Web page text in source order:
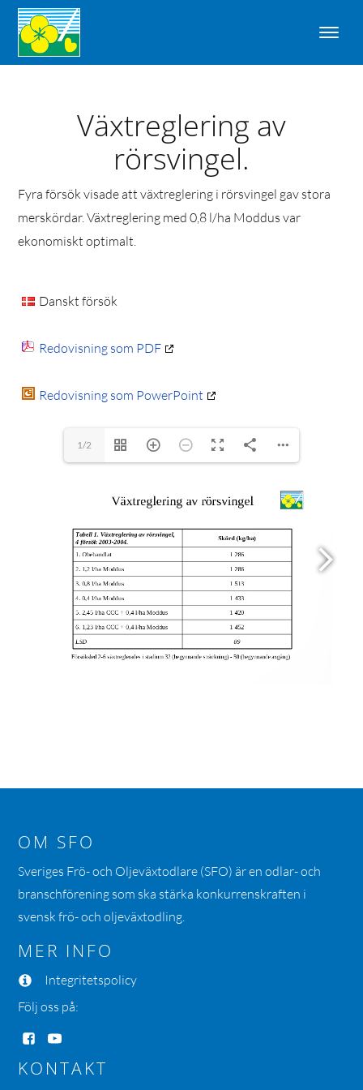
Växtreglering av
rörsvingel.
Fyra försök visade att växtreglering i rörsvingel gav stora
merskördar. Växtreglering med 0,8 l/ha Moddus var
ekonomiskt optimalt.
Danskt försök
Redovisning som PDF
Redovisning som PowerPoint
1/2
OM SFO
Sveriges Frö- och Oljeväxtodlare (SFO) är en odlar- och
branschförening som ska stärka konkurrenskraften i
svensk frö- och oljeväxtodling.
MER INFO
Integritetspolicy
Följ oss på:
KONTAKT